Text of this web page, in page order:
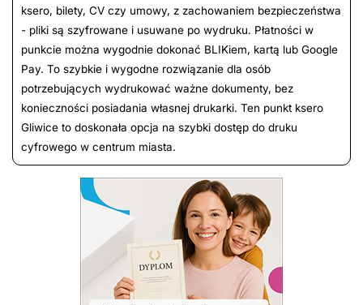
ksero, bilety, CV czy umowy, z zachowaniem bezpieczeństwa
- pliki są szyfrowane i usuwane po wydruku. Płatności w
punkcie można wygodnie dokonać BLIKiem, kartą lub Google
Pay. To szybkie i wygodne rozwiązanie dla osób
potrzebujących wydrukować ważne dokumenty, bez
konieczności posiadania własnej drukarki. Ten punkt ksero
Gliwice to doskonała opcja na szybki dostęp do druku
cyfrowego w centrum miasta.